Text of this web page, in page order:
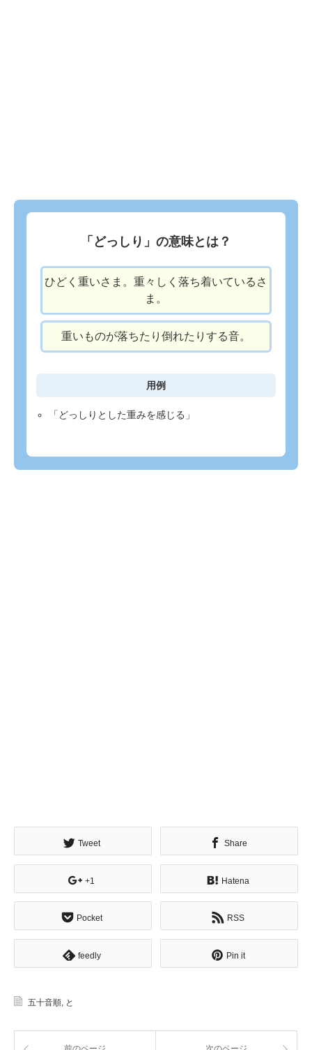
「どっしり」の意味とは？
ひどく重いさま。重々しく落ち着いているさ
ま。
重いものが落ちたり倒れたりする音。
用例
「どっしりとした重みを感じる」
Tweet Share
+1 Hatena
Pocket RSS
feedly Pin it
五十音順 と